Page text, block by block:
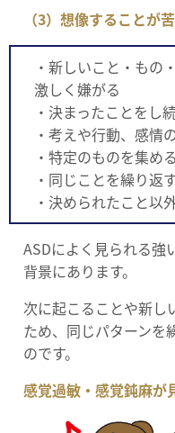
（3）想像することが
・新しいこと・もの
激しく嫌がる
・決まったことをし
・考えや行動、感情
・特定のものを集める
・同じことを繰り返
・決められたこと以
ASDによく見られる強
背景にあります。
次に起こることや新し
ため、同じパターンを
のです。
感覚過敏・感覚鈍麻が